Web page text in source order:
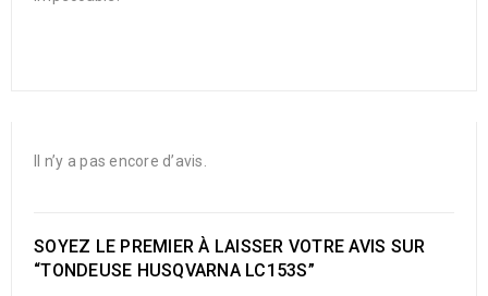
Il n’y a pas encore d’avis.
SOYEZ LE PREMIER À LAISSER VOTRE AVIS SUR
“TONDEUSE HUSQVARNA LC153S”